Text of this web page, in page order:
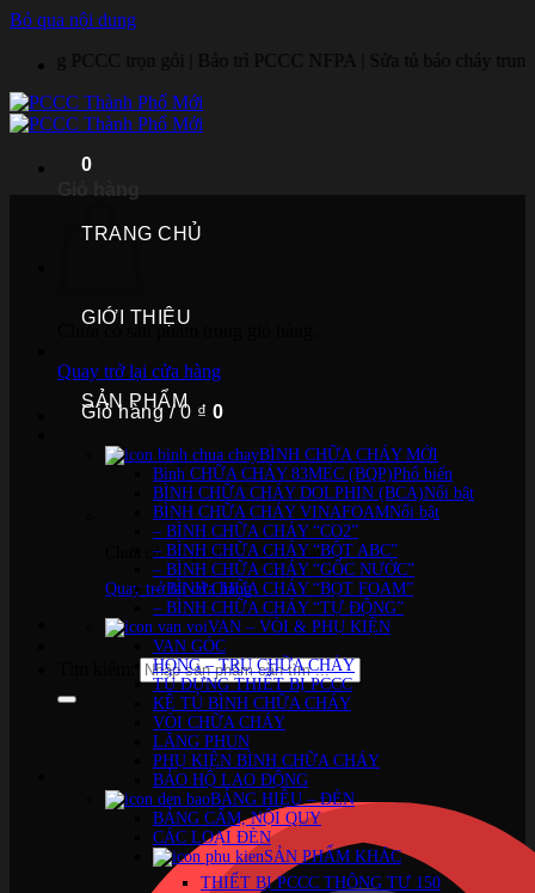
Bỏ qua nội dung
trọn gói | Bảo trì PCCC NFPA | Sửa tủ báo cháy trung tâm |
0
Chưa có sản phẩm trong giỏ hàng.
Quay trở lại cửa hàng
Giỏ hàng /0 ₫ 0
Chưa có sản phẩm trong giỏ hàng.
Quay trở lại cửa hàng
TRANG CHỦ
GIỚI THIỆU
SẢN PHẨM
BÌNH CHỮA CHÁY MỚI
Bình CHỮA CHÁY 83MEC (BQP)
BÌNH CHỮA CHÁY DOLPHIN (BCA)
BÌNH CHỮA CHÁY VINAFOAM
– BÌNH CHỮA CHÁY “CO2”
– BÌNH CHỮA CHÁY “BỘT ABC”
– BÌNH CHỮA CHÁY “GỐC NƯỚC”
– BÌNH CHỮA CHÁY “BỌT FOAM”
– BÌNH CHỮA CHÁY “TỰ ĐỘNG”
VAN – VÒI & PHỤ KIỆN
VAN GÓC
HỌNG – TRỤ CHỮA CHÁY
TỦ ĐỰNG THIẾT BỊ PCCC
KỆ TỦ BÌNH CHỮA CHÁY
VÒI CHỮA CHÁY
LĂNG PHUN
PHỤ KIỆN BÌNH CHỮA CHÁY
BẢO HỘ LAO ĐỘNG
BẢNG HIỆU – ĐÈN
BẢNG CẤM, NỘI QUY
CÁC LOẠI ĐÈN
SẢN PHẨM KHÁC
THIẾT BỊ PCCC THÔNG TƯ 150